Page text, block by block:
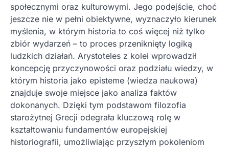
społecznymi oraz kulturowymi. Jego podejście, choć
jeszcze nie w pełni obiektywne, wyznaczyło kierunek
myślenia, w którym historia to coś więcej niż tylko
zbiór wydarzeń – to proces przeniknięty logiką
ludzkich działań. Arystoteles z kolei wprowadził
koncepcję przyczynowości oraz podziału wiedzy, w
którym historia jako episteme (wiedza naukowa)
znajduje swoje miejsce jako analiza faktów
dokonanych. Dzięki tym podstawom filozofia
starożytnej Grecji odegrała kluczową rolę w
kształtowaniu fundamentów europejskiej
historiografii, umożliwiając przyszłym pokoleniom